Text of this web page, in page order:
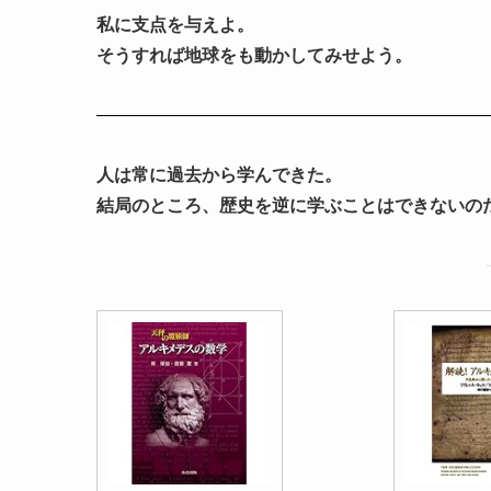
私に支点を与えよ。
そうすれば地球をも動かしてみせよう。
人は常に過去から学んできた。
結局のところ、歴史を逆に学ぶことはできないの